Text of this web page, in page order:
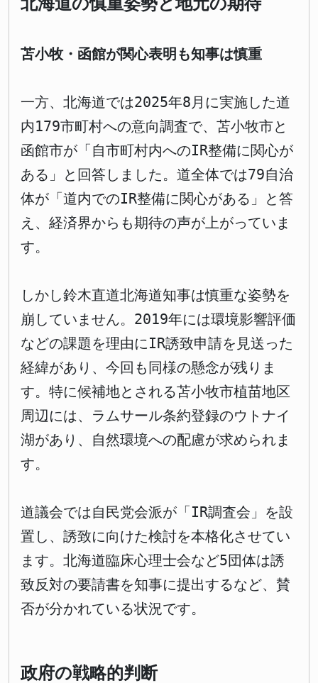
苫小牧・函館が関心表明も知事は慎重
一方、北海道では2025年8月に実施した道
内179市町村への意向調査で、苫小牧市と
函館市が「自市町村内へのIR整備に関心が
ある」と回答しました。道全体では79自治
体が「道内でのIR整備に関心がある」と答
え、経済界からも期待の声が上がっていま
す。
しかし鈴木直道北海道知事は慎重な姿勢を
崩していません。2019年には環境影響評価
などの課題を理由にIR誘致申請を見送った
経緯があり、今回も同様の懸念が残りま
す。特に候補地とされる苫小牧市植苗地区
周辺には、ラムサール条約登録のウトナイ
湖があり、自然環境への配慮が求められま
す。
道議会では自民党会派が「IR調査会」を設
置し、誘致に向けた検討を本格化させてい
ます。北海道臨床心理士会など5団体は誘
致反対の要請書を知事に提出するなど、賛
否が分かれている状況です。
政府の戦略的判断